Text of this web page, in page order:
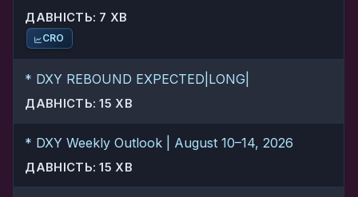
ДАВНІСТЬ: 7 ХВ
CRO
* DXY REBOUND EXPECTED|LONG|
ДАВНІСТЬ: 15 ХВ
* DXY Weekly Outlook | August 10–14, 2026
ДАВНІСТЬ: 15 ХВ